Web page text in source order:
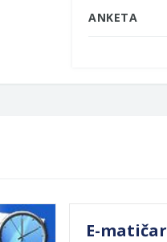
ANKETA
E-matičar